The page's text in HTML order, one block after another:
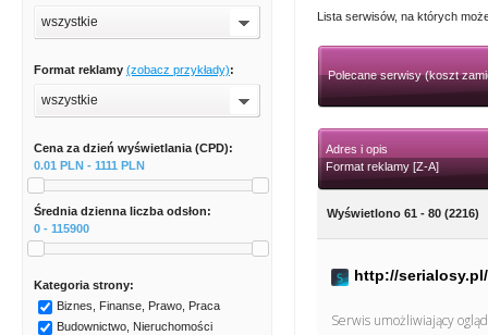
wszystkie
Format reklamy (zobacz przykłady):
wszystkie
Cena za dzień wyświetlania (CPD):
0.01 PLN - 1111 PLN
Średnia dzienna liczba odsłon:
0 - 115900
Kategoria strony:
Biznes, Finanse, Prawo, Praca
Budownictwo, Nieruchomości
Lista serwisów, na których
Polecane serwisy (koszt
Adres i opis
Format reklamy [Z-A]
Wyświetlono 61 - 80 (2216)
http://serialosy.pl/
Serwis umożliwiający